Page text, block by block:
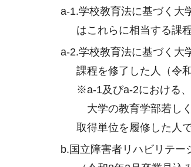
a-1.学校教育法に基づく大
はこれらに相当する課
a-2.学校教育法に基づく大
課程を修了した人（令
※a-1及びa-2における
大学の教育学部若し
取得単位を履修した人
b.国立障害者リハビリテ